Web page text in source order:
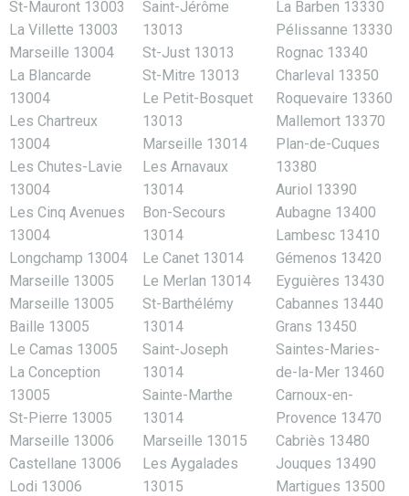
St-Mauront 13003
La Villette 13003
Marseille 13004
La Blancarde
13004
Les Chartreux
13004
Les Chutes-Lavie
13004
Les Cinq Avenues
13004
Longchamp 13004
Marseille 13005
Marseille 13005
Baille 13005
Le Camas 13005
La Conception
13005
St-Pierre 13005
Marseille 13006
Castellane 13006
Lodi 13006
Saint-Jérôme
13013
St-Just 13013
St-Mitre 13013
Le Petit-Bosquet
13013
Marseille 13014
Les Arnavaux
13014
Bon-Secours
13014
Le Canet 13014
Le Merlan 13014
St-Barthélémy
13014
Saint-Joseph
13014
Sainte-Marthe
13014
Marseille 13015
Les Aygalades
13015
La Barben 13330
Pélissanne 13330
Rognac 13340
Charleval 13350
Roquevaire 13360
Mallemort 13370
Plan-de-Cuques
13380
Auriol 13390
Aubagne 13400
Lambesc 13410
Gémenos 13420
Eyguières 13430
Cabannes 13440
Grans 13450
Saintes-Maries-
de-la-Mer 13460
Carnoux-en-
Provence 13470
Cabriès 13480
Jouques 13490
Martigues 13500